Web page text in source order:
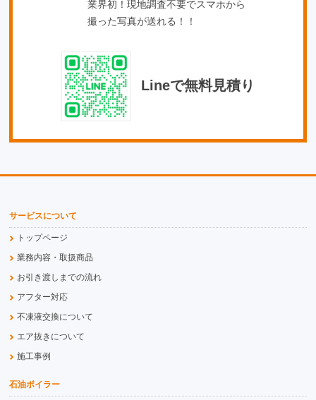
業界初！現地調査不要でスマホから
撮った写真が送れる！！
Lineで無料見積り
サービスについて
トップページ
業務内容・取扱商品
お引き渡しまでの流れ
アフター対応
不凍液交換について
エア抜きについて
施工事例
石油ボイラー